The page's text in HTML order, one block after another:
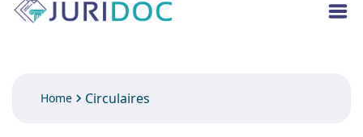
Home Circulaires